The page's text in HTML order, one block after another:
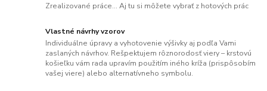
Zrealizované práce... Aj tu si môžete vybrať z hotových prác
Vlastné návrhy vzorov
Individuálne úpravy a vyhotovenie výšivky aj podľa Vami
zaslaných návrhov. Rešpektujem rôznorodosť viery – krstovú
košieľku vám rada upravím použitím iného kríža (prispôsobím
vašej viere) alebo alternatívneho symbolu.